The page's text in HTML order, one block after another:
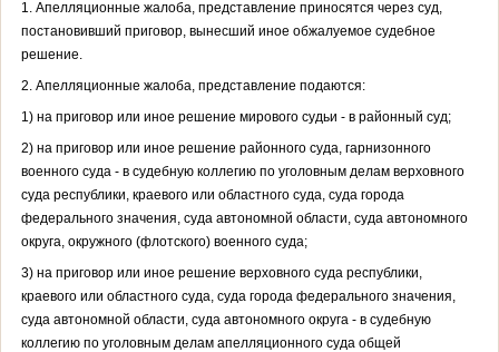
1. Апелляционные жалоба, представление приносятся через суд,
постановивший приговор, вынесший иное обжалуемое судебное
решение.
2. Апелляционные жалоба, представление подаются:
1) на приговор или иное решение мирового судьи - в районный суд;
2) на приговор или иное решение районного суда, гарнизонного
военного суда - в судебную коллегию по уголовным делам верховного
суда республики, краевого или областного суда, суда города
федерального значения, суда автономной области, суда автономного
округа, окружного (флотского) военного суда;
3) на приговор или иное решение верховного суда республики,
краевого или областного суда, суда города федерального значения,
суда автономной области, суда автономного округа - в судебную
коллегию по уголовным делам апелляционного суда общей